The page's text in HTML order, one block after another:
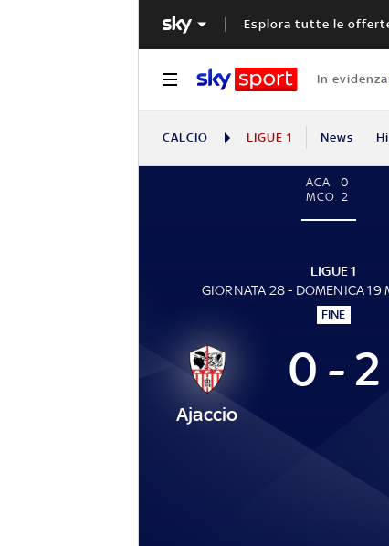
Esplora tutte le
In
CALCIO LIGUE 1 News
ACA
0
MCO 2
LIGUE 1
GIORNATA 28 - DOMENICA 19
FINE
Ajaccio
0 - 2